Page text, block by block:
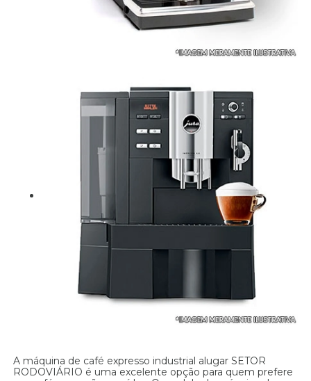
A máquina de café expresso industrial alugar SETOR
RODOVIÁRIO é uma excelente opção para quem prefere